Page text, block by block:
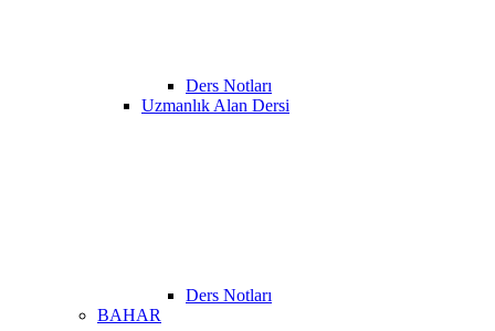
Ders Notları
Uzmanlık Alan Dersi
Ders Notları
BAHAR